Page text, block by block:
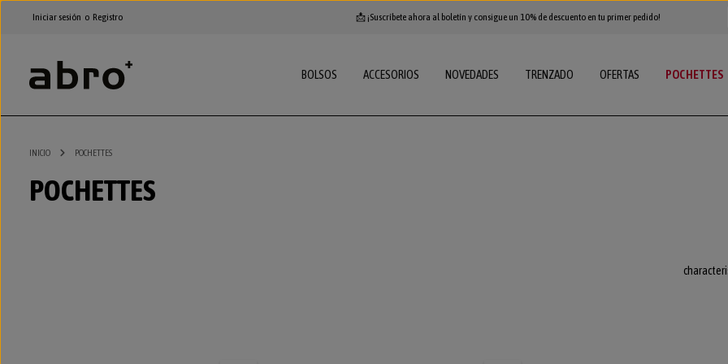
al contenido principal
Saltar a la navegación principal
Iniciar sesión o Registro 📩 ¡Suscríbete ahora al boletín y consigue un 10% de descuento en tu primer pedido!
BOLSOS ACCESORIOS NOVEDADES TRENZADO OFERTAS POCHETTES
INICIO POCHETTES
POCHETTES